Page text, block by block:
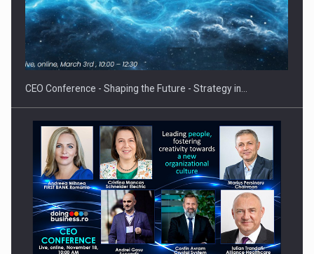
CEO Conference - Shaping the Future - Strategy in…